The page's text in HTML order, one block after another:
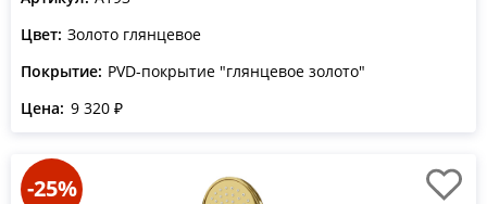
Цвет: Золото глянцевое
Покрытие: PVD-покрытие "глянцевое золото"
Цена: 9 320 ₽
-25%